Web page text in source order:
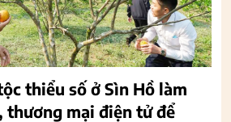
thiểu số ở Sìn Hồ làm
thương mại điện tử để